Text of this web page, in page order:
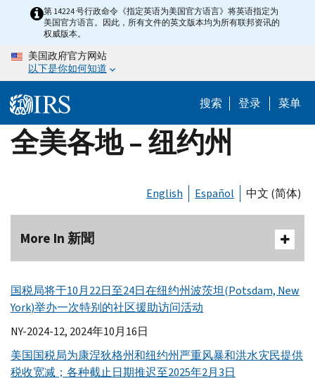
content
第 14224 号行政命令《指定英语为美国官方语言》将英语指定为
美国官方语言。因此，所有文件的英文版本均为所有联邦资讯的
权威版本。
美国政府官方网站
以下是你如何知道
搜索 登录 菜单
全美各地 – 纽约州
English Español 中文 (简体)
More In 新聞
国税局将于10月22日至24日在纽约州波茨坦(Potsdam, New
York)举办一次特别的社区援助访问活动
NY-2024-12, 2024年10月16日
美国国税局为康涅狄格州和纽约州严重风暴和洪水灾民提供
税收宽减；各种截止日期推迟至2025年2月3日